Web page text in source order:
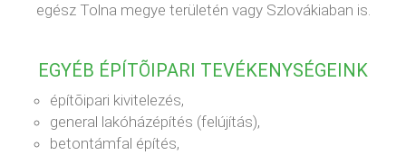
egész Tolna megye területén vagy Szlovákiaban is.
EGYÉB ÉPÍTÕIPARI TEVÉKENYSÉGEINK
építõipari kivitelezés,
general lakóházépítés (felújítás),
betontámfal építés,